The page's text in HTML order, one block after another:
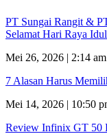
PT Sungai Rangit &
Selamat Hari Raya
Mei 26, 2026 | 2:14
7 Alasan Harus
Mei 14, 2026 | 10:50
Review Infinix GT 50